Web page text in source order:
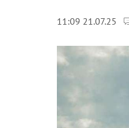
11:09 21.07.25